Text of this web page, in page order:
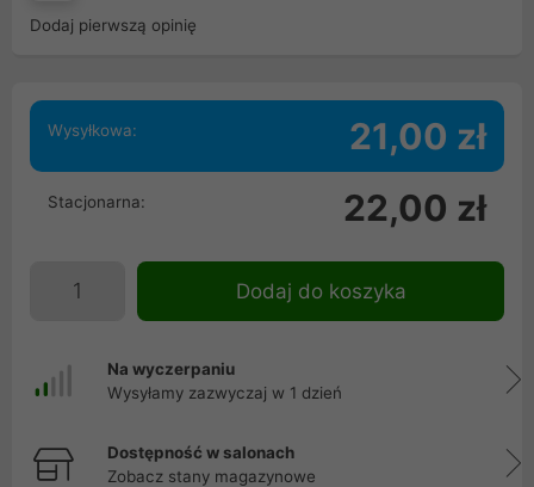
Dodaj pierwszą opinię
Wysyłkowa: 21,00 zł
Stacjonarna: 22,00 zł
Dodaj do koszyka
Na wyczerpaniu
Wysyłamy zazwyczaj w 1 dzień
Dostępność w salonach
Zobacz stany magazynowe